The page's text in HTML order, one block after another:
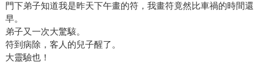
門下弟子知道我是昨天下午畫的符，我畫符竟然比車禍的時間還
早。
弟子又一次大驚駭。
符到病除，客人的兒子醒了。
大靈驗也！